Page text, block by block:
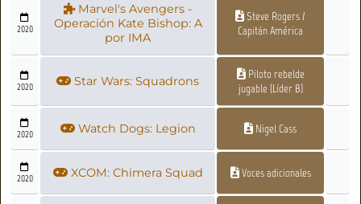
2020
Marvel's Avengers -
Operación Kate Bishop: A
por IMA
Steve Rogers /
Capitán América
2020 Star Wars: Squadrons
Piloto rebelde
jugable (Líder B)
2020 Watch Dogs: Legion Nigel Cass
2020 XCOM: Chimera Squad Voces adicionales